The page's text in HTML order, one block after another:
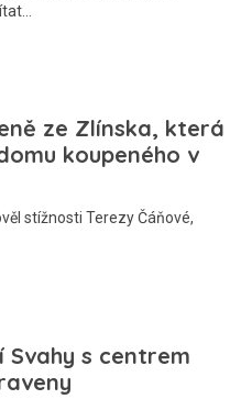
ze Zlínska, která
koupeného v
stížnosti Terezy Čáňové,
Svahy s centrem